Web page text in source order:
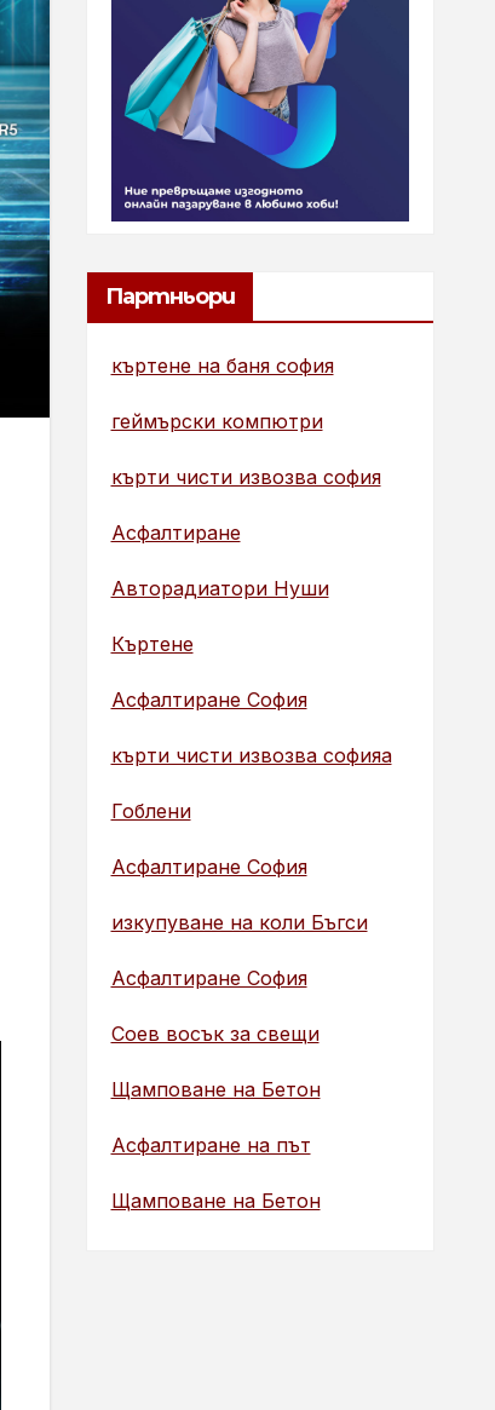
Партньори
къртене на баня софия
геймърски компютри
кърти чисти извозва софия
Асфалтиране
Авторадиатори Нуши
Къртене
Асфалтиране София
кърти чисти извозва софияа
Гоблени
Асфалтиране София
изкупуване на коли Бъгси
Асфалтиране София
Соев восък за свещи
Щамповане на Бетон
Асфалтиране на път
Щамповане на Бетон